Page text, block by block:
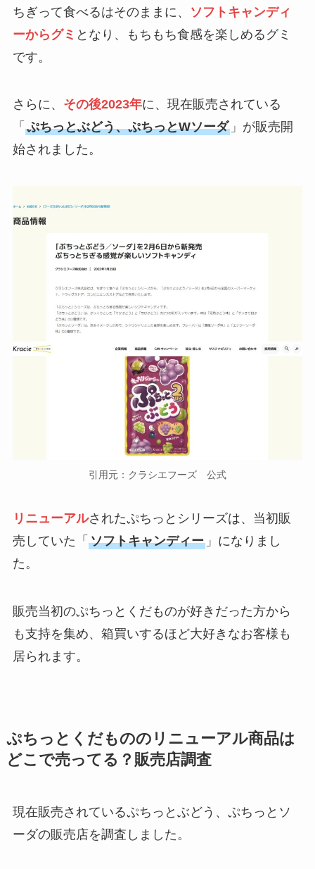
ちぎって食べるはそのままに、
ソフトキャンディ
ーからグミ となり、もちもち食感を楽しめるグミ
です。
さらに、 その後2023年に、現在販売されている
「 ぷちっとぶどう、ぷちっとWソーダ」が販売開
始されました。
引用元：クラシエフーズ 公式
リニューアルされたぷちっとシリーズは、当初販
売していた「 ソフトキャンディー」になりまし
た。
販売当初のぷちっとくだものが好きだった方から
も支持を集め、箱買いするほど大好きなお客様も
居られます。
ぷちっとくだもののリニューアル商品は
どこで売ってる？販売店調査
現在販売されているぷちっとぶどう、ぷちっとソ
ーダの販売店を調査しました。